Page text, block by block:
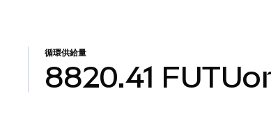
循環供給量
8820.41